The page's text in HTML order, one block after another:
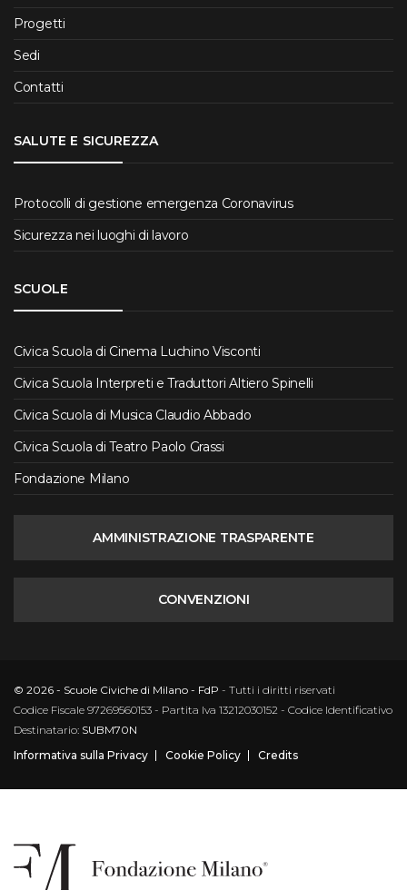
Progetti
Sedi
Contatti
SALUTE E SICUREZZA
Protocolli di gestione emergenza Coronavirus
Sicurezza nei luoghi di lavoro
SCUOLE
Civica Scuola di Cinema Luchino Visconti
Civica Scuola Interpreti e Traduttori Altiero Spinelli
Civica Scuola di Musica Claudio Abbado
Civica Scuola di Teatro Paolo Grassi
Fondazione Milano
AMMINISTRAZIONE TRASPARENTE
CONVENZIONI
© 2026 - Scuole Civiche di Milano - FdP - Tutti i diritti riservati
Codice Fiscale 97269560153 - Partita Iva 13212030152 - Codice Identificativo
Destinatario: SUBM70N
Informativa sulla Privacy
Cookie Policy Credits